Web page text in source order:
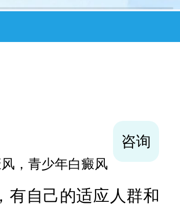
，青少年白癜风
咨询
自己的适应人群和